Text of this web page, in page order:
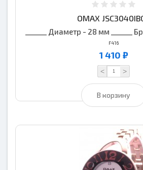
OMAX
______ Диаметр - 28 мм ______
F416
1 410 ₽
< >
В корзину